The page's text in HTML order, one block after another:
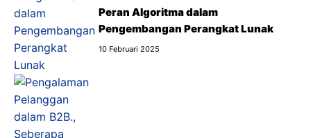
Peran Algoritma dalam
Pengembangan Perangkat Lunak
10 Februari 2025